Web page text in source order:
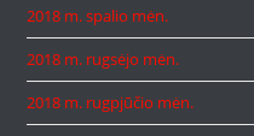
2018 m. spalio mėn.
2018 m. rugsėjo mėn.
2018 m. rugpjūčio mėn.